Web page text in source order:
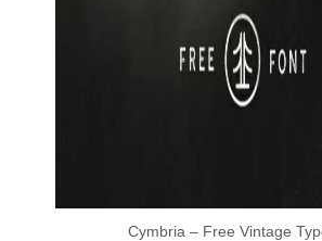
Cymbria – Free Vintage